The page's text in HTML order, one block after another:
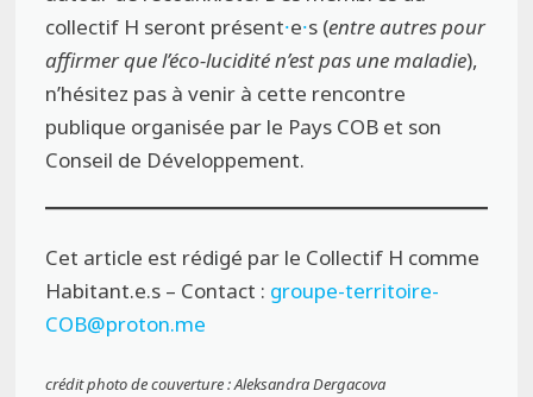
collectif H seront présent⸱e⸱s (entre autres pour
affirmer que l’éco-lucidité n’est pas une maladie),
n’hésitez pas à venir à cette rencontre
publique organisée par le Pays COB et son
Conseil de Développement.
Cet article est rédigé par le Collectif H comme
Habitant.e.s – Contact : groupe-territoire-
COB@proton.me
crédit photo de couverture : Aleksandra Dergacova